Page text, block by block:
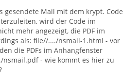
gesendete Mail mit dem krypt. Code
wird der Code im
mehr angezeigt, die PDF im
als: file//..../nsmail-1.html - vor
die PDFs im Anhangfenster
nsmail.pdf - wie kommt es hier zu